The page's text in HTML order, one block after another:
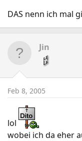
DAS nenn ich mal
Jin
Feb 8, 2005
lol
wobei ich da eher